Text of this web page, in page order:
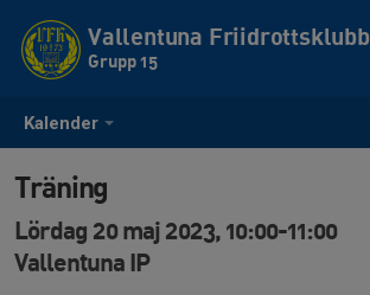
Kalender
Vallentuna Friidrottsklubb
Grupp 15
Träning
Lördag 20 maj 2023, 10:00-11:00
Vallentuna IP